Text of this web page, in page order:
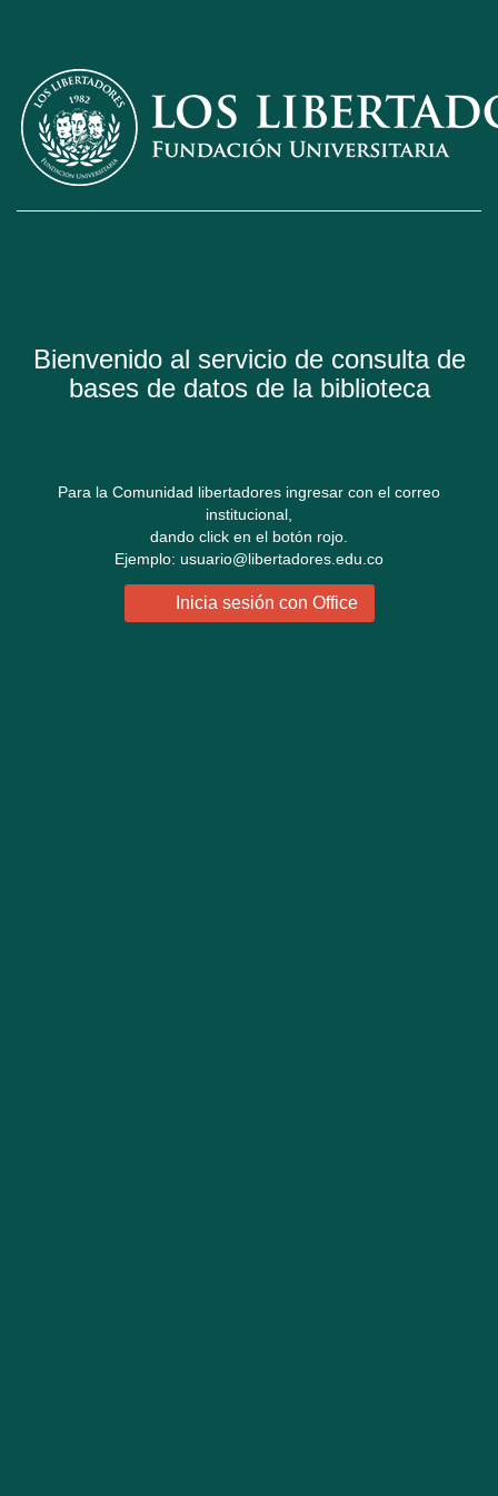
Bienvenido al servicio de consulta de
bases de datos de la biblioteca
Para la Comunidad libertadores ingresar con el correo
institucional,
dando click en el botón rojo.
Ejemplo: usuario@libertadores.edu.co
Inicia sesión con Office